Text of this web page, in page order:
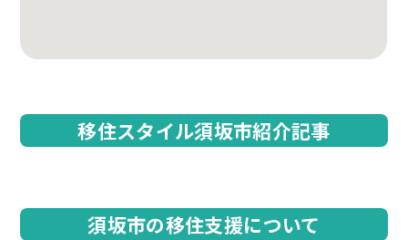
移住スタイル須坂市紹介記事
須坂市の移住支援について